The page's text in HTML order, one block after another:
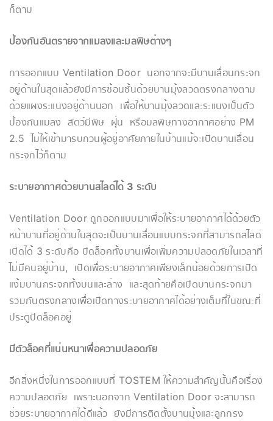
ก็ตาม
ป้องกันอันตรายจากแมลงและมลพิษต่างๆ
การออกแบบ Ventilation Door นอกจากจะมีบานเลื่อนกระจก
อยู่ด้านในสุดแล้วยังมีการซ้อนชั้นด้วยบานมุ้งลวดตรงกลางตาม
ด้วยแผงระแนงอยู่ด้านนอก เพื่อให้บานมุ้งลวดและระแนงเป็นตัว
ป้องกันแมลง สัตว์มีพิษ ฝุ่น หรือมลพิษทางอากาศอย่าง PM
2.5 ไม่ให้เข้ามารบกวนผู้อยู่อาศัยภายในบ้านแม้จะเปิดบานเลื่อน
กระจกไว้ก็ตาม
ระบายอากาศด้วยบานสไลด์ได้ 3 ระดับ
Ventilation Door ถูกออกแบบมาเพื่อให้ระบายอากาศได้ด้วยตัว
หน้าบานที่อยู่ด้านในสุดจะเป็นบานเลื่อนแบบกระจกที่สามารถสไลด์
เปิดได้ 3 ระดับคือ ปิดล็อคทั้งบานเพื่อเพิ่มความปลอดภัยในเวลาที่
ไม่มีคนอยู่บ้าน, เปิดเพื่อระบายอากาศเพียงเล็กน้อยด้วยการเปิด
แง้มบานกระจกทั้งบนและล่าง และสุดท้ายคือเปิดบานกระจกมา
รวมกันตรงกลางเพื่อเปิดทางระบายอากาศได้อย่างเต็มที่ในขณะที่
ประตูปิดล็อคอยู่
มีตัวล็อคที่แน่นหนาเพื่อความปลอดภัย
อีกสิ่งหนึ่งในการออกแบบที่ TOSTEM ให้ความสำคัญนั้นคือเรื่อง
ความปลอดภัย เพราะนอกจาก Ventilation Door จะสามารถ
ช่วยระบายอากาศได้ดีแล้ว ยังมีการติดตั้งบานมุ้งและลูกกรง